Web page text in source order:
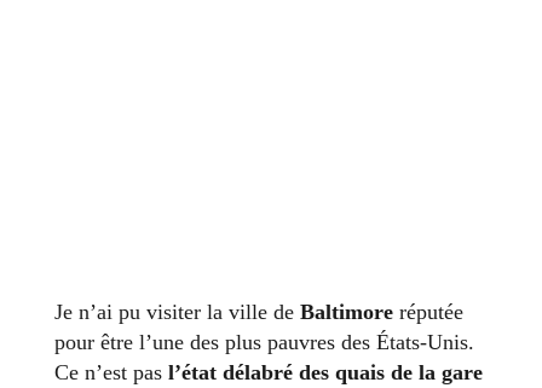
Je n’ai pu visiter la ville de Baltimoreréputée
pour être l’une des plus pauvres des États-Unis.
Ce n’est pas l’état délabré des quais de la gare